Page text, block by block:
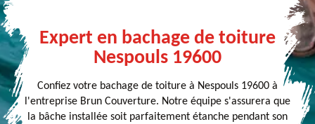
Expert en bachage de toiture
Nespouls 19600
Confiez votre bachage de toiture à Nespouls 19600 à
l'entreprise Brun Couverture. Notre équipe s'assurera que
la bâche installée soit parfaitement étanche pendant son